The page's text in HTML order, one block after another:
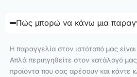
Πώς μπορώ να κάνω μια
Η παραγγελία στον ιστότοπό μας
Απλά περιηγηθείτε στον κατάλογό
προϊόντα που σας αρέσουν και κάντε